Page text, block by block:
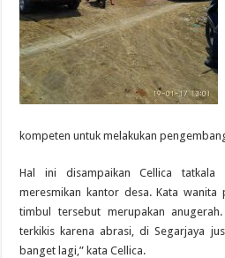
kompeten untuk melakukan
Hal ini disampaikan Cellica tatkala
meresmikan kantor desa. Kata
timbul tersebut merupakan
terkikis karena abrasi, di Segarjaya
banget lagi,” kata Cellica.